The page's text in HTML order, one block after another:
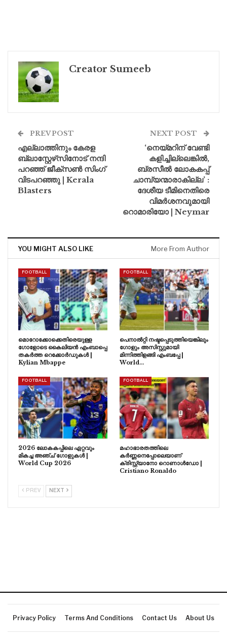
Creator Sumeeb
PREV POST
എല്ലാത്തിനും കേരള
ബ്ലാസ്റ്റേഴ്‌സിനോട് നന്ദി
പറഞ്ഞ് ജീക്സൺ സിംഗ്
വിടപറഞ്ഞു | Kerala
Blasters
NEXT POST
‘നെയ്മറിന് വേണ്ടി
കളിച്ചില്ലെങ്കിൽ,
ബ്രസീൽ ലോകകപ്പ്
ചാമ്പ്യന്മാരാകില്ല’ :
ദേശീയ ടീമിനെതിരെ
വിമർശനവുമായി
റൊമാരിയോ | Neymar
YOU MIGHT ALSO LIKE More From Author
FOOTBALL
മൊറോക്കോക്കെതിരെയുള്ള
ഗോളോടെ കൈലിയൻ എംബാപ്പെ
തകർത്ത റെക്കോർഡുകൾ |
Kylian Mbappe
FOOTBALL
പെനാൽറ്റി നഷ്ടപ്പെടുത്തിയെങ്കിലും
ഗോളും അസിസ്റ്റുമായി
മിന്നിത്തിളങ്ങി എംബപ്പേ |
World…
FOOTBALL
2026 ലോകകപ്പിലെ ഏറ്റവും
മികച്ച അഞ്ച് ഗോളുകൾ |
World Cup 2026
FOOTBALL
മഹാഭാരതത്തിലെ
കർണ്ണനെപ്പോലെയാണ്
ക്രിസ്റ്റ്യാനോ റൊണാൾഡോ |
Cristiano Ronaldo
PREV NEXT
Privacy Policy Terms And Conditions Contact Us About Us